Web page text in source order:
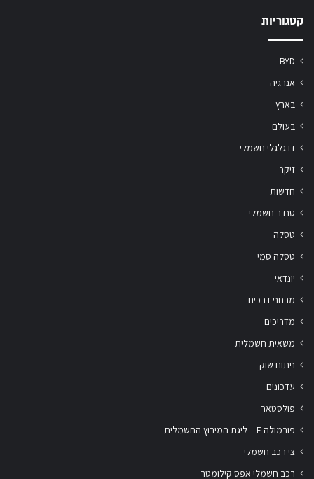
קטגוריות
BYD
אנרגיה
בארץ
בעולם
דו גלגלי חשמלי
זיקר
חדשות
טנדר חשמלי
טסלה
טסלה סמי
יונדאי
מבחני דרכים
מדריכים
משאית חשמלית
ניתוח שוק
עדכונים
פולסטאר
פורמולה E – ליגת המירוץ החשמלית
צי רכב חשמלי
רכב חשמלי אפס קילומטר